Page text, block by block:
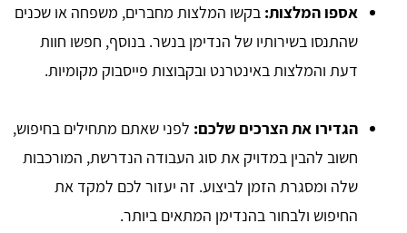
אספו המלצות: בקשו המלצות מחברים, משפחה או שכנים
שהתנסו בשירותיו של הנדימן בנשר. בנוסף, חפשו חוות
דעת והמלצות באינטרנט ובקבוצות פייסבוק מקומיות.
הגדירו את הצרכים שלכם: לפני שאתם מתחילים בחיפוש,
חשוב להבין במדויק את סוג העבודה הנדרשת, המורכבות
שלה ומסגרת הזמן לביצוע. זה יעזור לכם למקד את
החיפוש ולבחור בהנדימן המתאים ביותר.